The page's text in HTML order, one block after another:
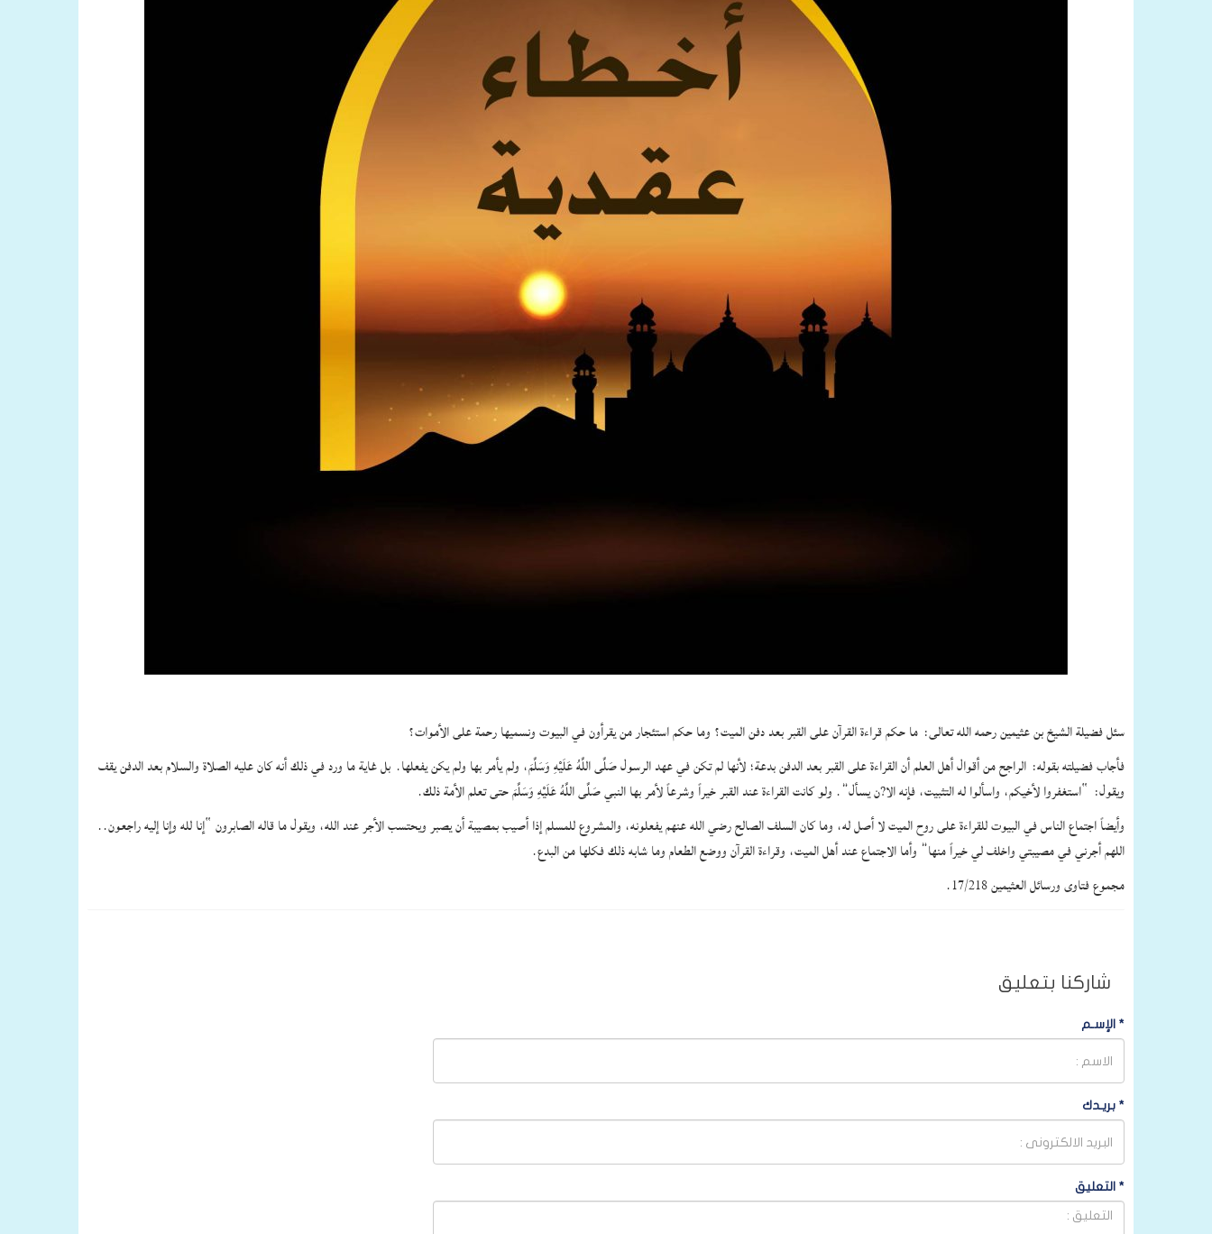
سئل فضيلة الشيخ بن عثيمين رحمه الله تعالى: ما حكم قراءة القرآن على القبر بعد دفن الميت؟ وما حكم استئجار من يقرأون في البيوت ونسميها رحمة على الأموات؟
فأجاب فضيلته بقوله: الراجح من أقوال أهل العلم أن القراءة على القبر بعد الدفن بدعة؛ لأنها لم تكن في عهد الرسول صَلَّى اللَّهُ عَلَيْهِ وَسَلَّمَ، ولم يأمر بها ولم يكن يفعلها. بل غاية ما ورد في ذلك أنه كان عليه الصلاة والسلام بعد الدفن يقف
ويقول: “استغفروا لأخيكم، واسألوا له التثبيت، فإنه الا?ن يسأل”. ولو كانت القراءة عند القبر خيراً وشرعاً لأمر بها النبي صَلَّى اللَّهُ عَلَيْهِ وَسَلَّمَ حتى تعلم الأمة ذلك.
وأيضاً اجتماع الناس في البيوت للقراءة على روح الميت لا أصل له، وما كان السلف الصالح رضي الله عنهم يفعلونه، والمشروع للمسلم إذا أصيب بمصيبة أن يصبر ويحتسب الأجر عند الله، ويقول ما قاله الصابرون “إنا لله وإنا إليه راجعون..
اللهم أجرني في مصيبتي واخلف لي خيراً منها” وأما الاجتماع عند أهل الميت، وقراءة القرآن ووضع الطعام وما شابه ذلك فكلها من البدع.
مجموع فتاوى ورسائل العثيمين 17/218.
شاركنا بتعليق
* الإسـم
* بريـدك
* التعليق